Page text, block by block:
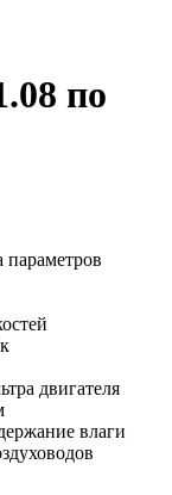
по
двигателя
влаги